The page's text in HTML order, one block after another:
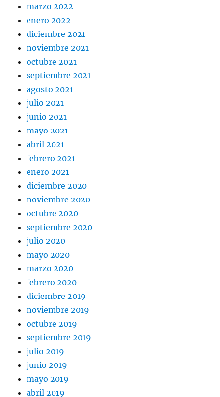
marzo 2022
enero 2022
diciembre 2021
noviembre 2021
octubre 2021
septiembre 2021
agosto 2021
julio 2021
junio 2021
mayo 2021
abril 2021
febrero 2021
enero 2021
diciembre 2020
noviembre 2020
octubre 2020
septiembre 2020
julio 2020
mayo 2020
marzo 2020
febrero 2020
diciembre 2019
noviembre 2019
octubre 2019
septiembre 2019
julio 2019
junio 2019
mayo 2019
abril 2019